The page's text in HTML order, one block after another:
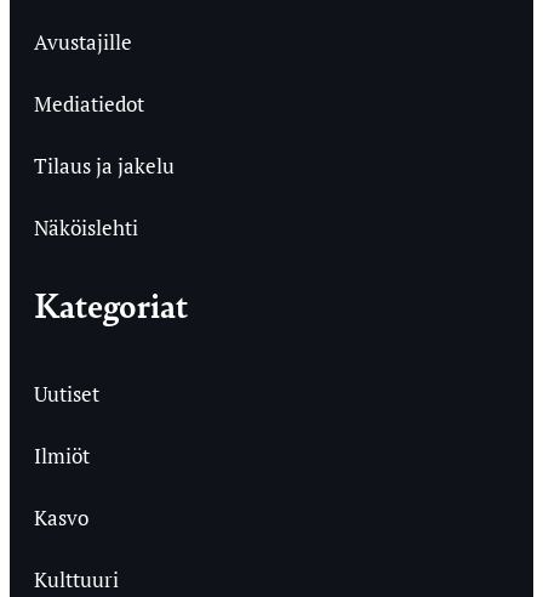
Avustajille
Mediatiedot
Tilaus ja jakelu
Näköislehti
Kategoriat
Uutiset
Ilmiöt
Kasvo
Kulttuuri